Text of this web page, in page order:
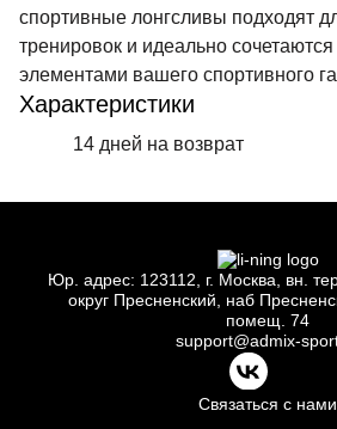
спортивные лонгсливы подходят
тренировок и идеально
элементами вашего спортивного
Характеристики
14 дней на возврат
Юр. адрес: 123112, г. Москва, вн.
округ Пресненский, наб
помещ. 74
support@admix-
Связаться с нами